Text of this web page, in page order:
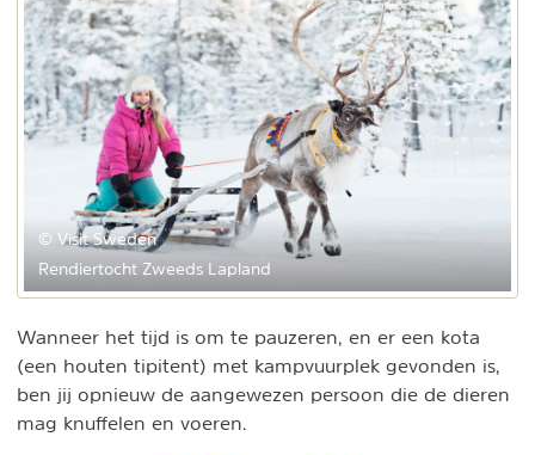
© Visit Sweden
Rendiertocht Zweeds Lapland
Wanneer het tijd is om te pauzeren, en er een kota
(een houten tipitent) met kampvuurplek gevonden is,
ben jij opnieuw de aangewezen persoon die de dieren
mag knuffelen en voeren.